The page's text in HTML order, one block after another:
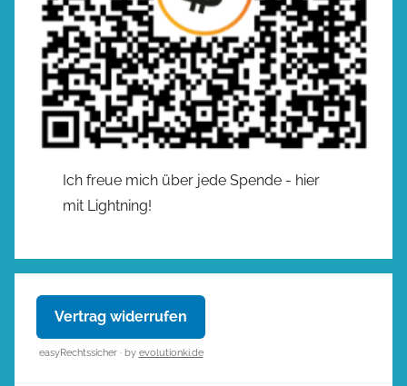
Ich freue mich über jede Spende - hier
mit Lightning!
Vertrag widerrufen
easyRechtssicher · by evolutionki.de